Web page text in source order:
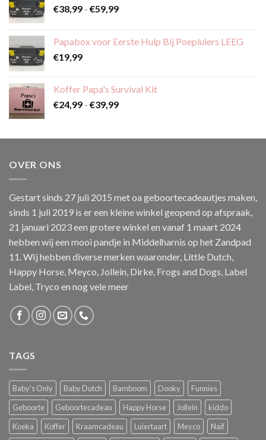
€38,99 - €59,99Prijsklasse:
€59,99
Papabox voor Eerste Hulp Bij Poepluiers LEEG
€19,99
Koffer Papa's Survival Kit
€24,99 - €39,99Prijsklasse:
€39,99
OVER ONS
Gestart sinds 27 juli 2015 met oa geboortecadeautjes maken,
sinds 1 juli 2019 is er een kleine winkel geopend op afspraak,
21 januari 2023 een grotere winkel en vanaf 1 maart 2024
hebben wij een mooi pandje in Middelharnis op het Zandpad
11. WIj hebben diverse merken waaronder, Little Dutch,
Happy Horse, Meyco, Jollein, Dirke, Frogs and Dogs, Label
Label, Tryco en nog vele meer
TAGS
Baby's Only Baby Dutch Bamboom Dooky
Funnies
Geboorte
Geboortecadeau Happy Horse Jollein
kiddo
Koeka
Koffer Kraamcadeau Luiertaart Meyco
Naïf